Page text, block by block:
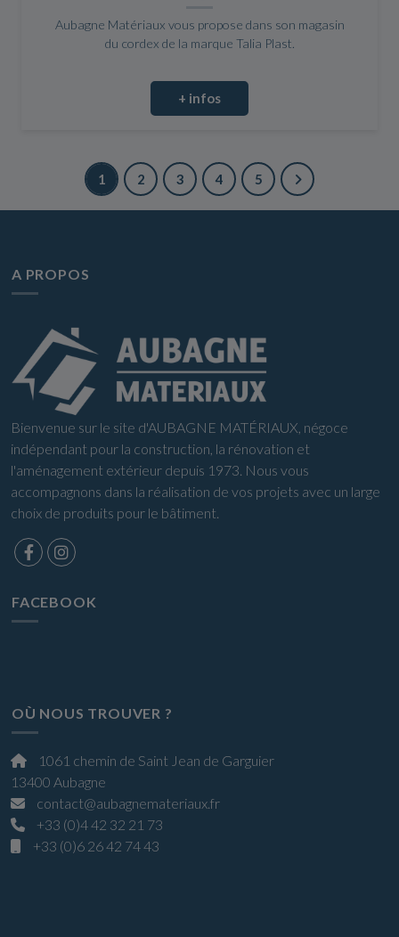
Aubagne Matériaux vous propose dans son magasin
du cordex de la marque Talia Plast.
+ infos
1 2 3 4 5
A PROPOS
Bienvenue sur le site d'AUBAGNE MATÉRIAUX, négoce
indépendant pour la construction, la rénovation et
l'aménagement extérieur depuis 1973. Nous vous
accompagnons dans la réalisation de vos projets avec un large
choix de produits pour le bâtiment.
FACEBOOK
OÙ NOUS TROUVER ?
1061 chemin de Saint Jean de Garguier
13400 Aubagne
contact@aubagnemateriaux.fr
+33 (0)4 42 32 21 73
+33 (0)6 26 42 74 43